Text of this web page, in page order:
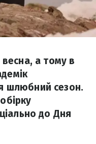
весна, а тому в
шлюбний сезон.
до Дня